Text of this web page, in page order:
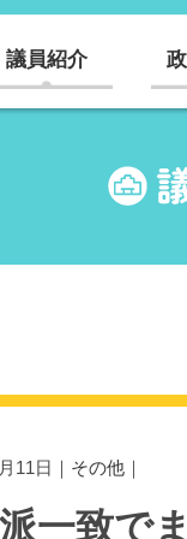
議員紹介
11日｜ その他 ｜
一致で